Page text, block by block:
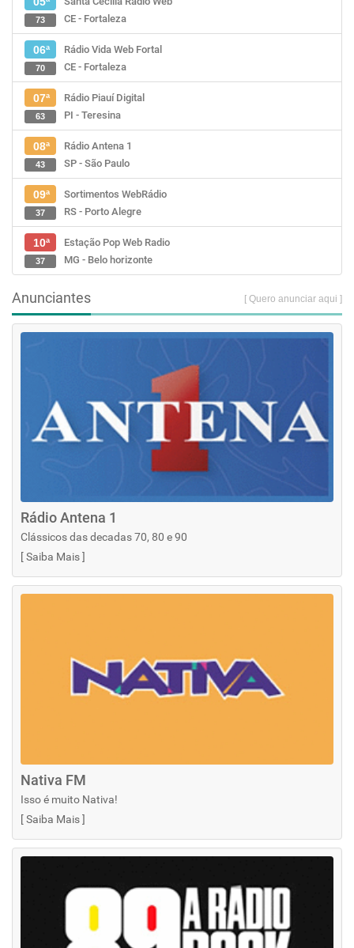
CE - Fortaleza
73
06ª
Rádio Vida Web Fortal
CE - Fortaleza
70
07ª
Rádio Piauí Digital
PI - Teresina
63
08ª
Rádio Antena 1
SP - São Paulo
43
09ª
Sortimentos WebRádio
RS - Porto Alegre
37
10ª
Estação Pop Web Radio
MG - Belo horizonte
37
Anunciantes [ Quero anunciar aqui ]
Rádio Antena 1
Clássicos das decadas 70, 80 e 90
[Saiba Mais]
Nativa FM
Isso é muito Nativa!
[Saiba Mais]